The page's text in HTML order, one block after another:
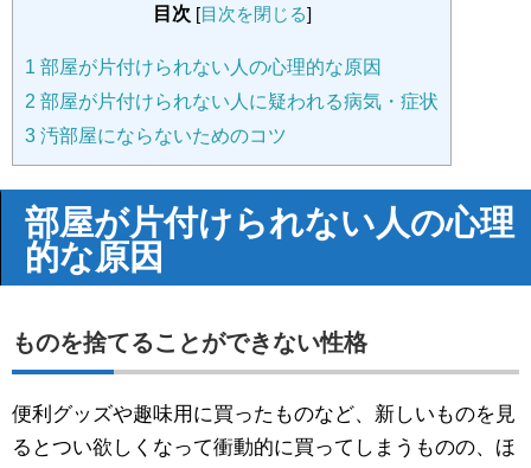
目次 [目次を閉じる]
1 部屋が片付けられない人の心理的な原因
2 部屋が片付けられない人に疑われる病気・症状
3 汚部屋にならないためのコツ
部屋が片付けられない人の心理
的な原因
ものを捨てることができない性格
便利グッズや趣味用に買ったものなど、新しいものを見
るとつい欲しくなって衝動的に買ってしまうものの、ほ